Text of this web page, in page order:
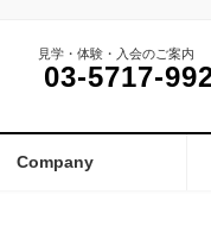
見学・体験・入会のご案内
03-5717-
Company